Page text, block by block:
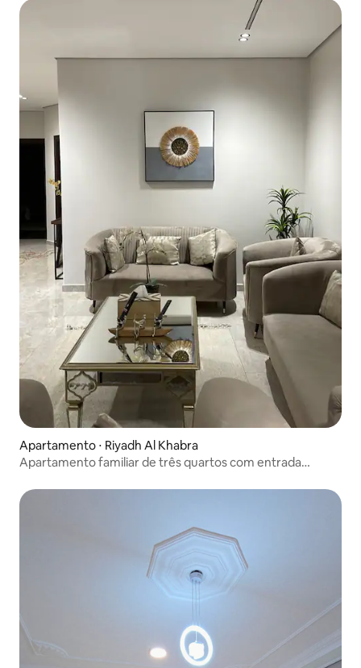
Apartamento ⋅ Riyadh Al Khabra
Apartamento familiar de três quartos com entrada